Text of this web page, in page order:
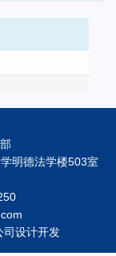
学明德法学楼503室
司设计开发